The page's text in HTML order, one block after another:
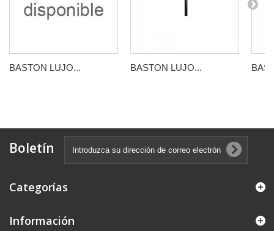
BASTON LUJO... BASTON LUJO...
Boletín
Categorías
Información